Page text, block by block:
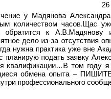
у Мадянова
количеством часов.Щас
обратится к
дело из-за отсутствия
нужна практика уже вне
подать заявку
квалификации…В том году
обмена опыта –
профессионального